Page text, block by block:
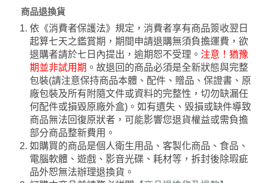
商品退換貨
依《消費者保護法》規定，消費者享有商品簽收翌日
起算七天之鑑賞期，期間申請退購無須負擔運費，欲
退購者請於七日內提出，逾期恕不受理。 注意！猶豫
期並非試用期 。故退回的商品必須是全新狀態與完整
包裝(請注意保持商品本體、配件、贈品、保證書、原
廠包裝及所有附隨文件或資料的完整性，切勿缺漏任
何配件或損毀原廠外盒)。如有遺失、毀損或缺件導致
商品無法回復原狀者，可能影響您退貨權益或需負擔
部分商品整新費用。
如購買的商品是個人衛生用品、客製化商品、食品、
電腦軟體、遊戲、影音光碟、耗材等，拆封後除瑕疵
品外恕無法辦理退換貨。